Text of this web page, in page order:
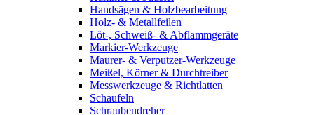
Handsägen & Holzbearbeitung
Holz- & Metallfeilen
Löt-, Schweiß- & Abflammgeräte
Markier-Werkzeuge
Maurer- & Verputzer-Werkzeuge
Meißel, Körner & Durchtreiber
Messwerkzeuge & Richtlatten
Schaufeln
Schraubendreher